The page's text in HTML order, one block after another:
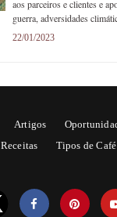
aos parceiros e clientes e
guerra, adversidades
22/01/2023
Artigos
Receitas
Tipos de Café